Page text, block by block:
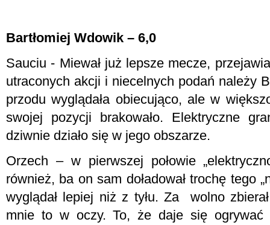
Bartłomiej Wdowik – 6,0
Sauciu - Miewał już lepsze mecze,
utraconych akcji i niecelnych podań należy
przodu wyglądała obiecująco, ale w
swojej pozycji brakowało. Elektryczne
dziwnie działo się w jego obszarze.
Orzech – w pierwszej połowie
również, ba on sam doładował trochę tego
wyglądał lepiej niż z tyłu. Za
wolno
mnie to w oczy. To, że daje się